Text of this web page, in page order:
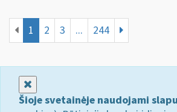
1 2 3 ... 244
Šioje svetainėje naudojami